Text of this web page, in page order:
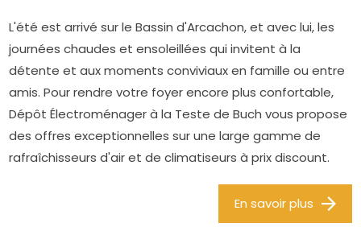
L'été est arrivé sur le Bassin d'Arcachon, et avec lui, les
journées chaudes et ensoleillées qui invitent à la
détente et aux moments conviviaux en famille ou entre
amis. Pour rendre votre foyer encore plus confortable,
Dépôt Électroménager à la Teste de Buch vous propose
des offres exceptionnelles sur une large gamme de
rafraîchisseurs d'air et de climatiseurs à prix discount.
En savoir plus